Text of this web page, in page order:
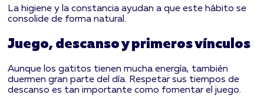
La higiene y la constancia ayudan a que este hábito se
consolide de forma natural.
Juego, descanso y primeros vínculos
Aunque los gatitos tienen mucha energía, también
duermen gran parte del día. Respetar sus tiempos de
descanso es tan importante como fomentar el juego.